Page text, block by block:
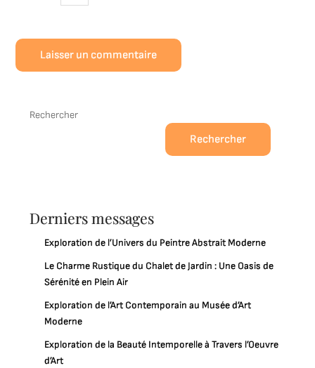
Rechercher
Rechercher
Derniers messages
Exploration de l’Univers du Peintre Abstrait Moderne
Le Charme Rustique du Chalet de Jardin : Une Oasis de
Sérénité en Plein Air
Exploration de l’Art Contemporain au Musée d’Art
Moderne
Exploration de la Beauté Intemporelle à Travers l’Oeuvre
d’Art